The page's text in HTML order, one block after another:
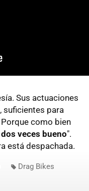
Sus actuaciones
suficientes para
como bien
veces bueno".
está despachada.
Drag Bikes